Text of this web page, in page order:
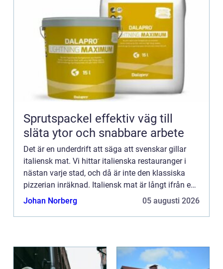
Sprutspackel effektiv väg till
släta ytor och snabbare arbete
Det är en underdrift att säga att svenskar gillar
italiensk mat. Vi hittar italienska restauranger i
nästan varje stad, och då är inte den klassiska
pizzerian inräknad. Italiensk mat är långt ifrån en
s...
Johan Norberg 05 augusti 2026